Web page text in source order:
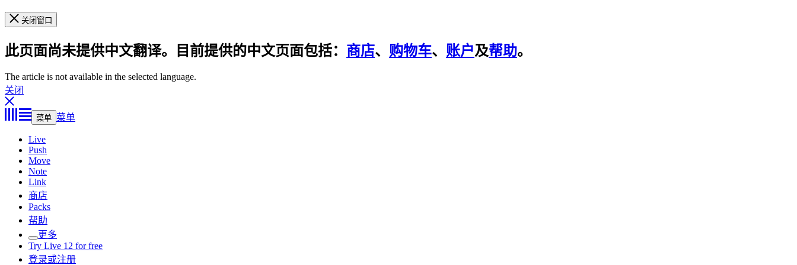
关闭窗口
此页面尚未提供中文翻译。目前提供的中文页面包括： 商店、 购物车、 账户及帮助。
The article is not available in the selected language.
关闭
菜单 菜单
Live
Push
Move
Note
Link
商店
Packs
帮助
更多
Try Live 12 for free
登录或注册